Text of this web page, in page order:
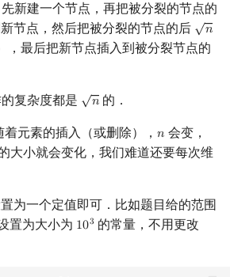
阶 & 原根
离散对数
高次剩余 & 单位根
数论分块
莫比乌斯反演
法
新建一个节点，再把被分裂的节点的
节点，然后把被分裂的节点的后 √
𝑛
n
，最后把新节点插入到被分裂节点的
复杂度都是 √
𝑛
n 的．
元素的插入（或删除）， 𝑛
n 会变，
大小就会变化，我们难道还要每次维
为一个定值即可．比如题目给的范围
置为大小为 103
103 的常量，不用更改